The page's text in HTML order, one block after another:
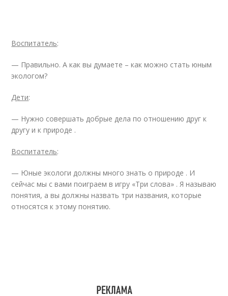
Воспитатель:
— Правильно. А как вы думаете – как можно стать юным
экологом?
Дети:
— Нужно совершать добрые дела по отношению друг к
другу и к природе .
Воспитатель:
— Юные экологи должны много знать о природе . И
сейчас мы с вами поиграем в игру «Три слова» . Я называю
понятия, а вы должны назвать три названия, которые
относятся к этому понятию.